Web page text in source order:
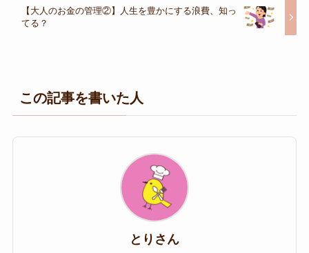
【大人のお金の管理②】人生を豊かにする浪費、知っ
てる？
この記事を書いた人
とりさん